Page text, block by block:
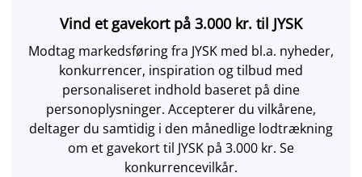
Vind et gavekort på 3.000 kr. til JYSK
Modtag markedsføring fra JYSK med bl.a. nyheder,
konkurrencer, inspiration og tilbud med
personaliseret indhold baseret på dine
personoplysninger. Accepterer du vilkårene,
deltager du samtidig i den månedlige lodtrækning
om et gavekort til JYSK på 3.000 kr. Se
konkurrencevilkår.